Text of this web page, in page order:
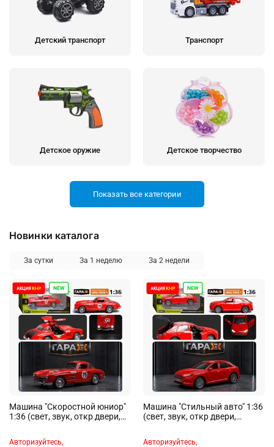
Детский транспорт Транспорт
Детское оружие Детское творчество
Игрушки для малышей Игры для развлечений
Книжная продукция Конструкторы
Показать все категории
Новинки каталога
За сутки За 1 неделю За 2 недели
Машина "Скоростной юниор"
1:36 (свет, звук, откр двери,
Авторизуйтесь,
Машина "Стильный авто" 1:36
(свет, звук, откр двери,
Авторизуйтесь,